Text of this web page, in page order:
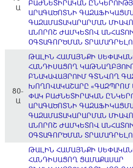
Ա
ԲԱԺՆԵՏԻՐԱԿԱՆ
ԱՐԱԳԱԾՈՏՆԻ
ԳԱԶԱՄԱՏԱԿԱՐԱՐՄԱՆ
ԱՆՈՐՈՇ ԺԱՄԿԵՏՈՎ
ՕԳՏԱԳՈՐԾՄԱՆ
80-
Ա
ԹԱԼԻՆ ՀԱՄԱՅՆՔԻ
ՀԱՆԴԻՍԱՑՈՂ
ԲՆԱԿԱՎԱՅՐՈՒՄ ԳՏՆՎՈՂ
ԽՈՂՈՎԱԿԱՇԱՐԸ «ԳԱԶՊՐՈՄ
ՓԱԿ ԲԱԺՆԵՏԻՐԱԿԱՆ
ԱՐԱԳԱԾՈՏՆԻ
ԳԱԶԱՄԱՏԱԿԱՐԱՐՄԱՆ
ԱՆՈՐՈՇ ԺԱՄԿԵՏՈՎ
ՕԳՏԱԳՈՐԾՄԱՆ
ԹԱԼԻՆ ՀԱՄԱՅՆՔԻ
ՀԱՆԴԻՍԱՑՈՂ ՑԱՄԱՔԱՍԱՐ